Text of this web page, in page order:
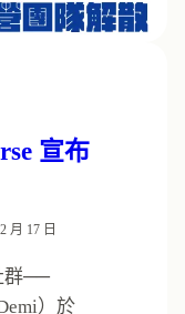
宣布
月 17 日
群──
）於